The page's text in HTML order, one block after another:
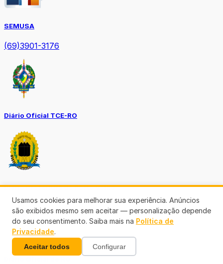
SEMUSA
(69)3901-3176
Diário Oficial TCE-RO
Diário Prefeitura de Porto Velho
Usamos cookies para melhorar sua experiência. Anúncios
são exibidos mesmo sem aceitar — personalização depende
do seu consentimento. Saiba mais na Política de
Privacidade.
Aceitar todos Configurar